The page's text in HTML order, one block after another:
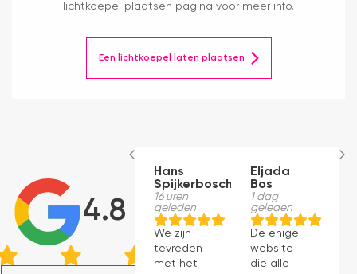
lichtkoepel plaatsen pagina voor meer info.
Een lichtkoepel laten plaatsen
4.8
Hans
Spijkerbosch
16 uren
geleden
We zijn
tevreden
met het
Eljada
Bos
1 dag
geleden
De enige
website
die alle